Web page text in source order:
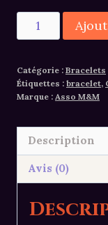
quantité
de
malachite
cristal
roche
Catégorie : Bracelets
Étiquettes : bracelet,
Marque : Asso M&M
Description
Avis (0)